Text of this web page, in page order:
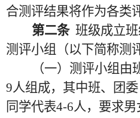
合测评结果将作为各类
第二条 班级成立
测评小组（以下简称测
（一）测评小组由
9人组成，其中班、团委
同学代表4-6人，要求